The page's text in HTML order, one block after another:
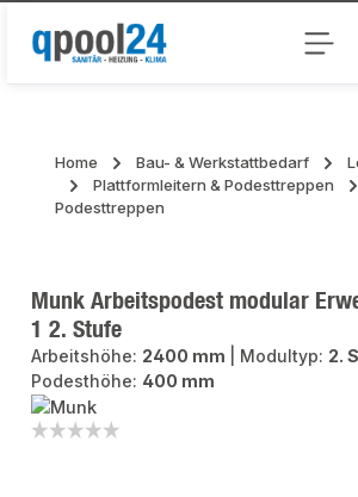
Zum Hauptinhalt springen
Home Bau- & Werkstattbedarf
Plattformleitern & Podesttreppen
Podesttreppen
Munk Arbeitspodest modular
1 2. Stufe
Arbeitshöhe: 2400 mm Modultyp: 2.
Podesthöhe: 400 mm